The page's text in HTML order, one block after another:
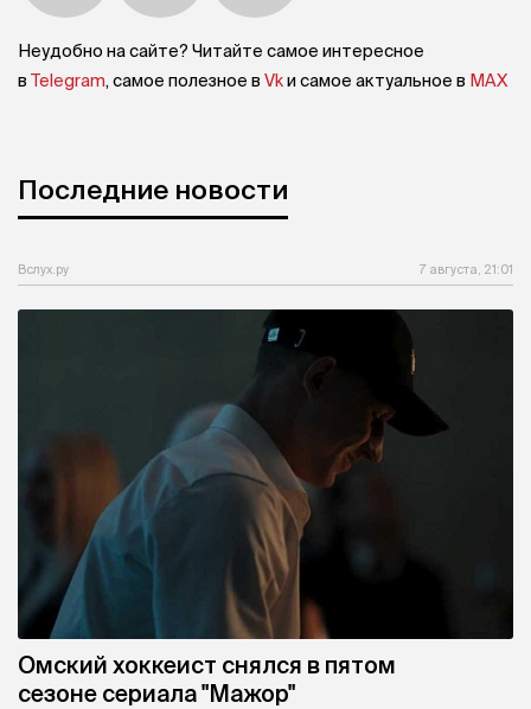
Неудобно на сайте? Читайте самое интересное
в Telegram, самое полезное в Vkи самое актуальное в MAX
Последние новости
Вслух.ру 7 августа, 21:01
Омский хоккеист снялся в пятом
сезоне сериала "Мажор"